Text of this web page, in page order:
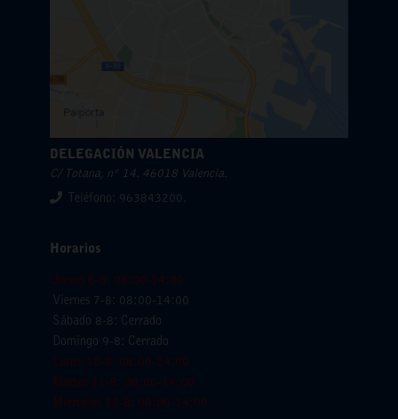
DELEGACIÓN VALENCIA
C/ Totana, nº 14. 46018 Valencia.
Teléfono: 963843200.
Horarios
Jueves 6-8: 08:00-14:00
Viernes 7-8: 08:00-14:00
Sábado 8-8: Cerrado
Domingo 9-8: Cerrado
Lunes 10-8: 08:00-14:00
Martes 11-8: 08:00-14:00
Miercoles 12-8: 08:00-14:00